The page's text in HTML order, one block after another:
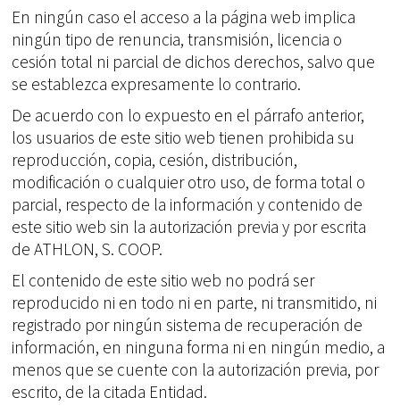
En ningún caso el acceso a la página web implica
ningún tipo de renuncia, transmisión, licencia o
cesión total ni parcial de dichos derechos, salvo que
se establezca expresamente lo contrario.
De acuerdo con lo expuesto en el párrafo anterior,
los usuarios de este sitio web tienen prohibida su
reproducción, copia, cesión, distribución,
modificación o cualquier otro uso, de forma total o
parcial, respecto de la información y contenido de
este sitio web sin la autorización previa y por escrita
de ATHLON, S. COOP.
El contenido de este sitio web no podrá ser
reproducido ni en todo ni en parte, ni transmitido, ni
registrado por ningún sistema de recuperación de
información, en ninguna forma ni en ningún medio, a
menos que se cuente con la autorización previa, por
escrito, de la citada Entidad.